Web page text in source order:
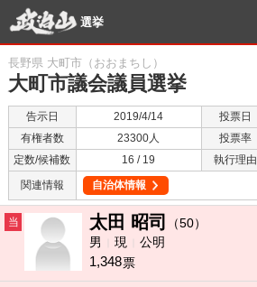
選挙
長野県 大町市（おおまちし）
大町市議会議員選挙
告示日 2019/4/14 投票日
有権者数
23300人 投票率
定数/候補数
16 / 19 執行理由
関連情報
自治体情報
当 太田 昭司
（50）
男
現 公明
1,348票